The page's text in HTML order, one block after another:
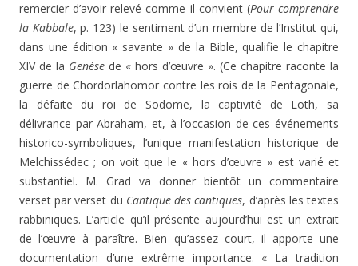
remercier d’avoir relevé comme il convient (Pour comprendre
la Kabbale, p. 123) le sentiment d’un membre de l’Institut qui,
dans une édition « savante » de la Bible, qualifie le chapitre
XIV de la Genèse de « hors d’œuvre ». (Ce chapitre raconte la
guerre de Chordorlahomor contre les rois de la Pentagonale,
la défaite du roi de Sodome, la captivité de Loth, sa
délivrance par Abraham, et, à l’occasion de ces événements
historico-symboliques, l’unique manifestation historique de
Melchissédec ; on voit que le « hors d’œuvre » est varié et
substantiel. M. Grad va donner bientôt un commentaire
verset par verset du Cantique des cantiques, d’après les textes
rabbiniques. L’article qu’il présente aujourd’hui est un extrait
de l’œuvre à paraître. Bien qu’assez court, il apporte une
documentation d’une extrême importance. « La tradition